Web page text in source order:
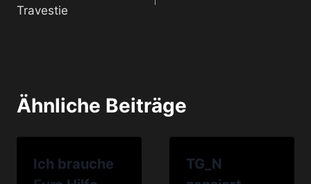
Travestie
Ähnliche Beiträge
Ich brauche
TG_N